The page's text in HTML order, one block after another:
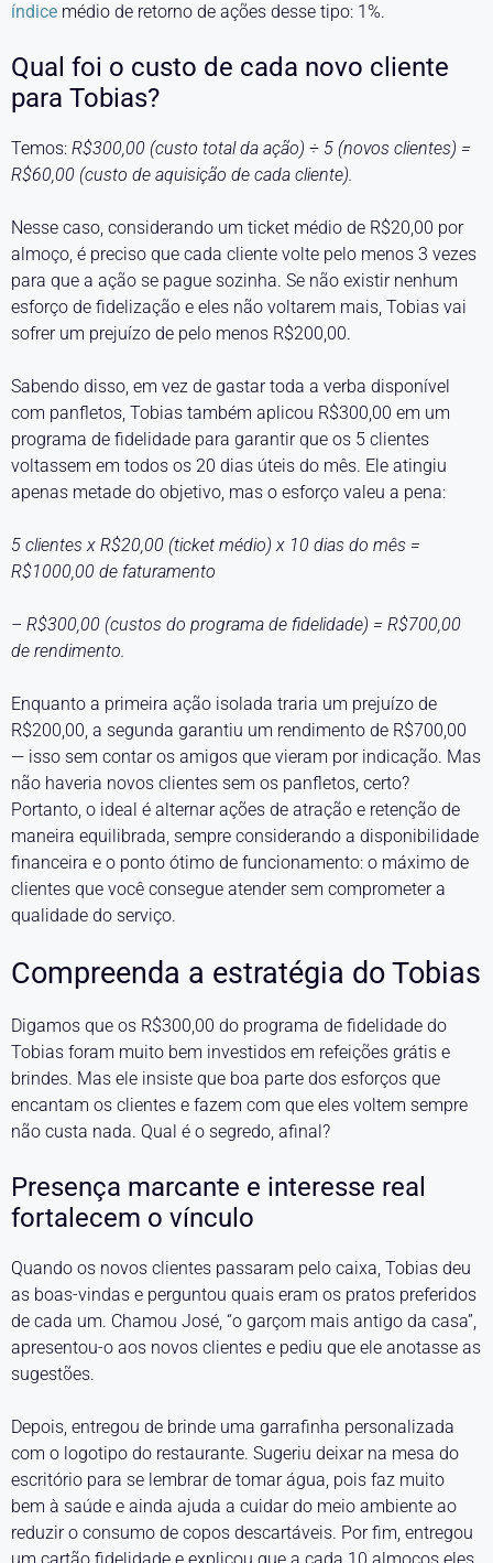
índice médio de retorno de ações desse tipo: 1%.
Qual foi o custo de cada novo cliente
para Tobias?
Temos: R$300,00 (custo total da ação) ÷ 5 (novos clientes) =
R$60,00 (custo de aquisição de cada cliente).
Nesse caso, considerando um ticket médio de R$20,00 por
almoço, é preciso que cada cliente volte pelo menos 3 vezes
para que a ação se pague sozinha. Se não existir nenhum
esforço de fidelização e eles não voltarem mais, Tobias vai
sofrer um prejuízo de pelo menos R$200,00.
Sabendo disso, em vez de gastar toda a verba disponível
com panfletos, Tobias também aplicou R$300,00 em um
programa de fidelidade para garantir que os 5 clientes
voltassem em todos os 20 dias úteis do mês. Ele atingiu
apenas metade do objetivo, mas o esforço valeu a pena:
5 clientes x R$20,00 (ticket médio) x 10 dias do mês =
R$1000,00 de faturamento
– R$300,00 (custos do programa de fidelidade) = R$700,00
de rendimento.
Enquanto a primeira ação isolada traria um prejuízo de
R$200,00, a segunda garantiu um rendimento de R$700,00
— isso sem contar os amigos que vieram por indicação. Mas
não haveria novos clientes sem os panfletos, certo?
Portanto, o ideal é alternar ações de atração e retenção de
maneira equilibrada, sempre considerando a disponibilidade
financeira e o ponto ótimo de funcionamento: o máximo de
clientes que você consegue atender sem comprometer a
qualidade do serviço.
Compreenda a estratégia do Tobias
Digamos que os R$300,00 do programa de fidelidade do
Tobias foram muito bem investidos em refeições grátis e
brindes. Mas ele insiste que boa parte dos esforços que
encantam os clientes e fazem com que eles voltem sempre
não custa nada. Qual é o segredo, afinal?
Presença marcante e interesse real
fortalecem o vínculo
Quando os novos clientes passaram pelo caixa, Tobias deu
as boas-vindas e perguntou quais eram os pratos preferidos
de cada um. Chamou José, “o garçom mais antigo da casa”,
apresentou-o aos novos clientes e pediu que ele anotasse as
sugestões.
Depois, entregou de brinde uma garrafinha personalizada
com o logotipo do restaurante. Sugeriu deixar na mesa do
escritório para se lembrar de tomar água, pois faz muito
bem à saúde e ainda ajuda a cuidar do meio ambiente ao
reduzir o consumo de copos descartáveis. Por fim, entregou